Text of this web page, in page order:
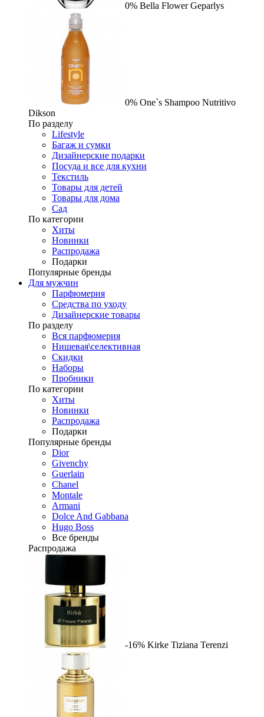
0% Bella Flower Geparlys
0% One`s Shampoo Nutritivo
Dikson
По разделу
Lifestyle
Багаж и сумки
Дизайнерские подарки
Посуда и все для кухни
Текстиль
Товары для детей
Товары для дома
Сад
По категории
Хиты
Новинки
Распродажа
Подарки
Популярные бренды
Для мужчин
Парфюмерия
Средства по уходу
Дизайнерские товары
По разделу
Вся парфюмерия
Нишевая\селективная
Скидки
Наборы
Пробники
По категории
Хиты
Новинки
Распродажа
Подарки
Популярные бренды
Dior
Givenchy
Guerlain
Chanel
Montale
Armani
Dolce And Gabbana
Hugo Boss
Все бренды
Распродажа
-16% Kirke Tiziana Terenzi